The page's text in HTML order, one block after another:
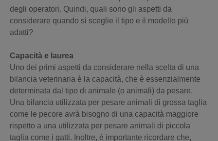
degli operatori. Quindi, quali sono gli aspetti da
considerare quando si sceglie il tipo e il modello più
adatti?
Capacità e laurea
Uno dei primi aspetti da considerare nella scelta di una
bilancia veterinaria è la capacità, che è essenzialmente
determinata dal tipo di animale (o animali) da pesare.
Una bilancia utilizzata per pesare animali di grossa taglia
come le pecore avrà bisogno di una capacità maggiore
rispetto a una utilizzata per pesare animali di piccola
taglia come i gatti. Inoltre, è importante ricordare che,